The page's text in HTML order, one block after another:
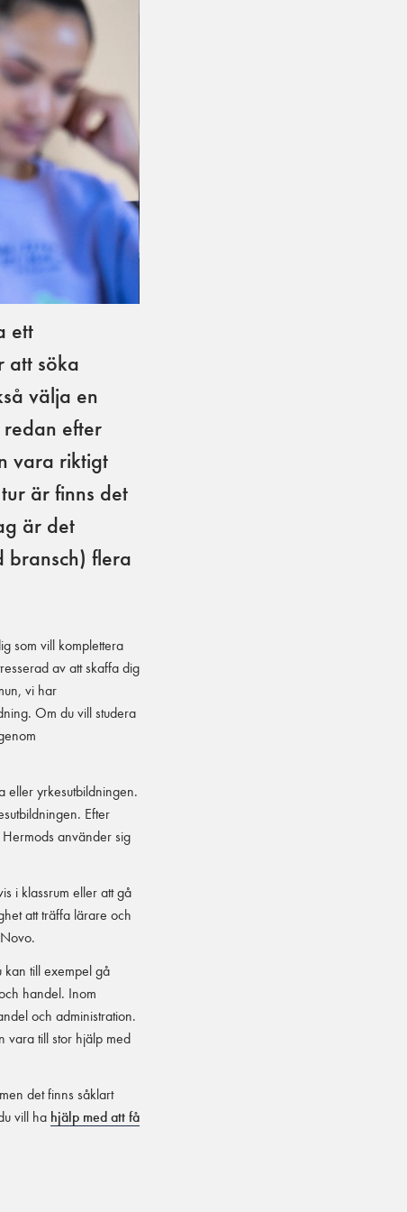
ett
att söka
välja en
efter
vara riktigt
är finns det
är det
bransch) flera
som vill komplettera
av att skaffa dig
vi har
Om du vill studera
eller yrkesutbildningen.
Efter
använder sig
i klassrum eller att gå
att träffa lärare och
till exempel gå
handel. Inom
och administration.
vara till stor hjälp med
det finns såklart
vill ha hjälp med att få